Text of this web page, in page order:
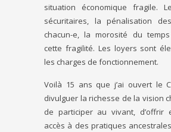
situation économique fragile.
sécuritaires, la pénalisation
chacun-e, la morosité du
cette fragilité. Les loyers sont
les charges de fonctionnement.
Voilà 15 ans que j’ai ouvert le
divulguer la richesse de la vision
de participer au vivant, d’offrir
accès à des pratiques